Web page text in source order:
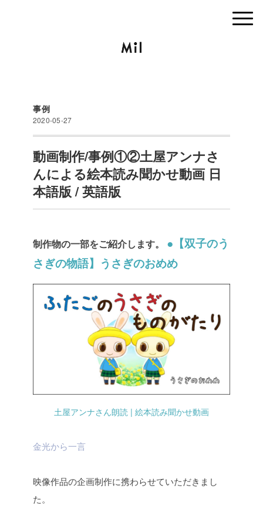
事例
2020-05-27
動画制作/事例①②土屋アンナさ
んによる絵本読み聞かせ動画 日
本語版 / 英語版
制作物の一部をご紹介します。
●【双子のう
さぎの物語】うさぎのおめめ
土屋アンナさん朗読 | 絵本読み聞かせ動画
金光から一言
映像作品の企画制作に携わらせていただきまし
た。